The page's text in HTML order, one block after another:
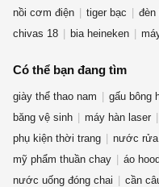
nồi cơm điện
tiger bạc đèn
chivas 18
bia heineken
Có thể bạn đang tìm
giày thể thao nam gấu bông
băng vệ sinh
máy hàn laser
phụ kiện thời trang
nước rửa
mỹ phẩm thuần chay
áo
nước uống đóng chai
cần